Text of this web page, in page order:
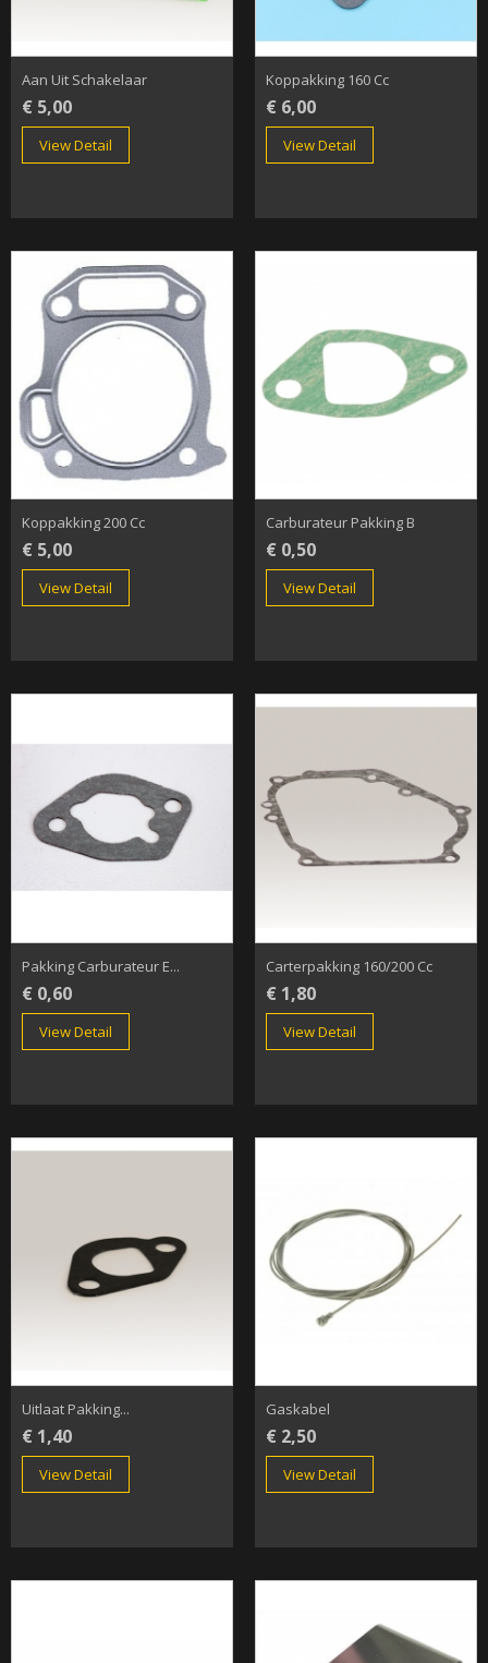
Aan Uit Schakelaar
€ 5,00
View Detail
Koppakking 160 Cc
€ 6,00
View Detail
Koppakking 200 Cc
€ 5,00
View Detail
Carburateur Pakking B
€ 0,50
View Detail
Pakking Carburateur E...
€ 0,60
View Detail
Carterpakking 160/200 Cc
€ 1,80
View Detail
Uitlaat Pakking...
€ 1,40
View Detail
Gaskabel
€ 2,50
View Detail